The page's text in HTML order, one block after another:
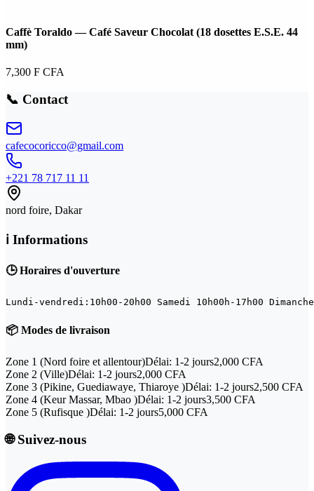
Caffè Toraldo — Café Saveur Chocolat (18 dosettes E.S.E. 44
mm)
7,300 F CFA
📞 Contact
cafecocoricco@gmail.com
+221 78 717 11 11
nord foire, Dakar
ℹ️ Informations
🕒 Horaires d'ouverture
Lundi-vendredi:10h00-20h00 Samedi 10h00h-17h00
📦 Modes de livraison
Zone 1 (Nord foire et allentour)Délai: 1-2 jours2,000 CFA
Zone 2 (Ville)Délai: 1-2 jours2,000 CFA
Zone 3 (Pikine, Guediawaye, Thiaroye )Délai: 1-2 jours2,500 CFA
Zone 4 (Keur Massar, Mbao )Délai: 1-2 jours3,500 CFA
Zone 5 (Rufisque )Délai: 1-2 jours5,000 CFA
🌐 Suivez-nous